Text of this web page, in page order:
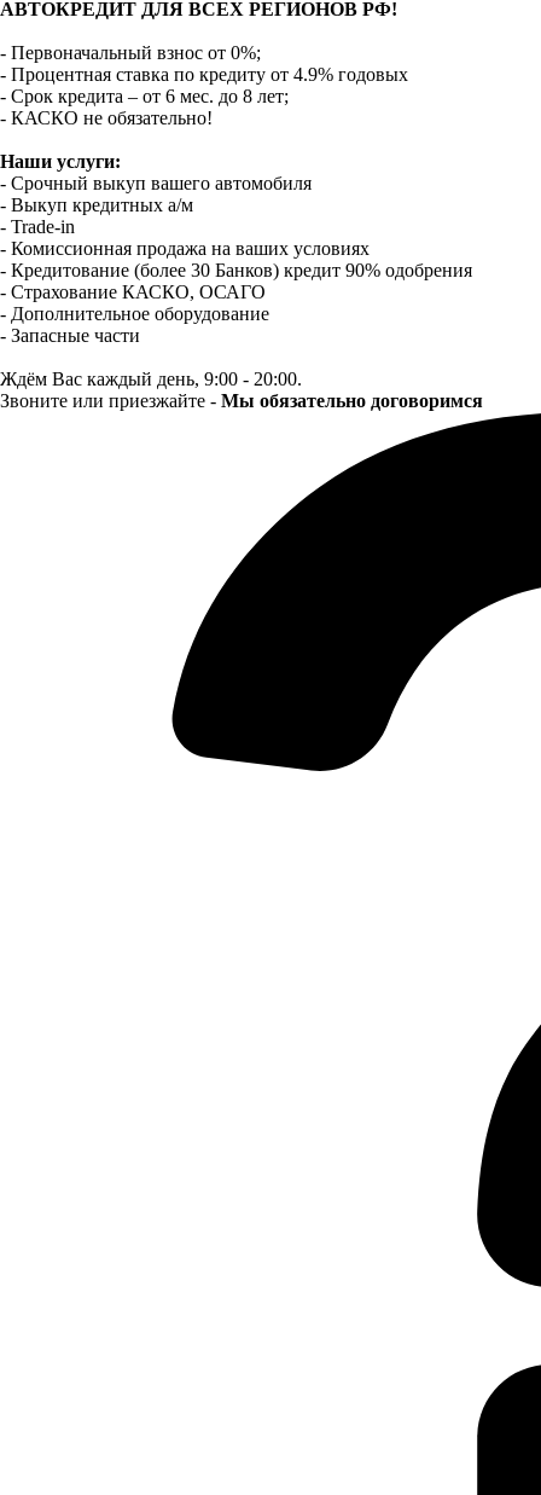
АВТОКРЕДИТ ДЛЯ ВСЕХ РЕГИОНОВ РФ!
- Первоначальный взнос от 0%;
- Процентная ставка по кредиту от 4.9% годовых
- Срок кредита – от 6 мес. до 8 лет;
- КАСКО не обязательно!
Наши услуги:
- Срочный выкуп вашего автомобиля
- Выкуп кредитных а/м
- Trade-in
- Комиссионная продажа на ваших условиях
- Кредитование (более 30 Банков) кредит 90% одобрения
- Страхование КАСКО, ОСАГО
- Дополнительное оборудование
- Запасные части
Ждём Вас каждый день, 9:00 - 20:00.
Звоните или приезжайте - Мы обязательно договоримся